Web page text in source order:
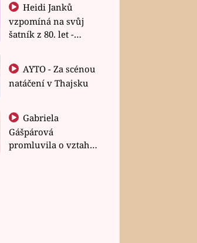
Heidi Janků
vzpomíná na svůj
šatník z 80. let -
natáčení v Thajsku
Gabriela
Gášpárová
promluvila o vztahu